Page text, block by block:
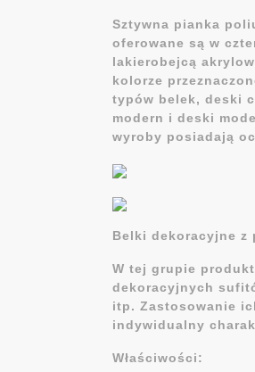
Sztywna pianka
oferowane są w
lakierobejcą
kolorze
typów belek, deski
modern i deski
wyroby posiadają
Belki dekoracyjne z
W tej grupie
dekoracyjnych
itp. Zastosowanie
indywidualny
Właściwości: